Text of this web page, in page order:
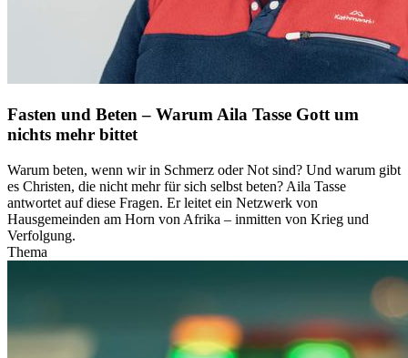
Fasten und Beten – Warum Aila Tasse Gott um
nichts mehr bittet
Warum beten, wenn wir in Schmerz oder Not sind? Und warum gibt
es Christen, die nicht mehr für sich selbst beten? Aila Tasse
antwortet auf diese Fragen. Er leitet ein Netzwerk von
Hausgemeinden am Horn von Afrika – inmitten von Krieg und
Verfolgung.
Thema